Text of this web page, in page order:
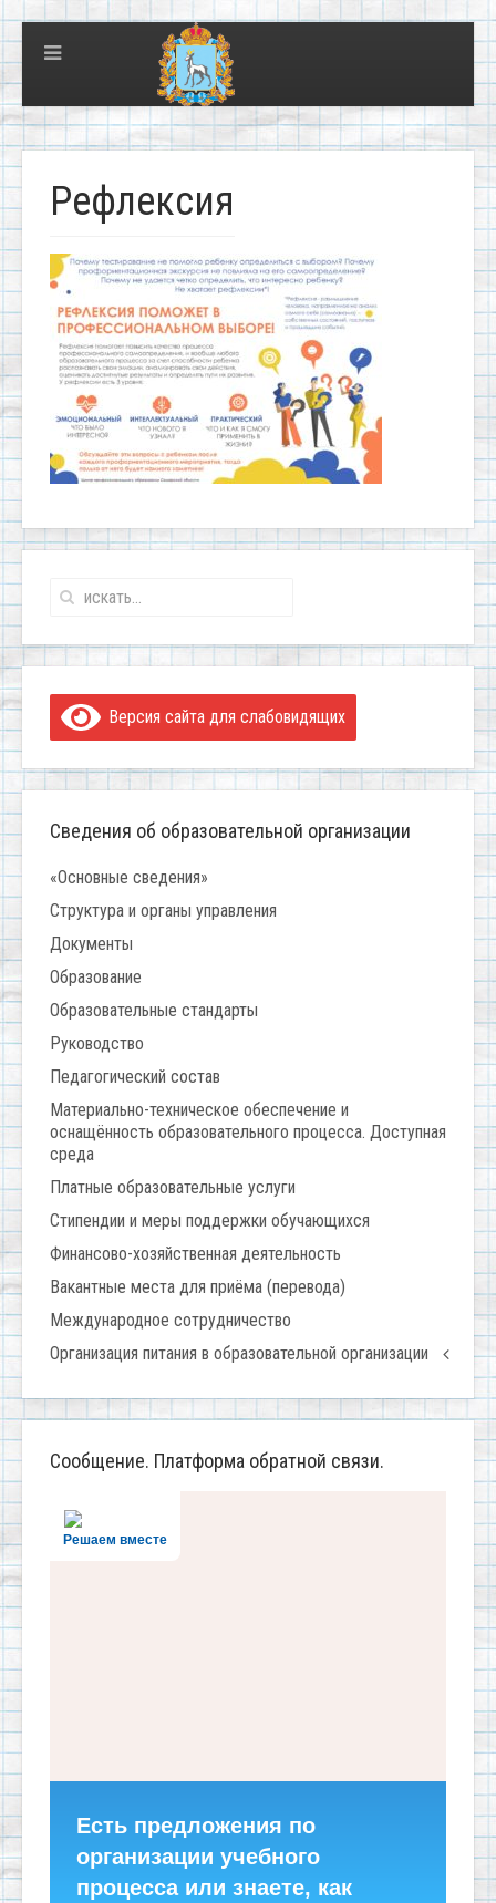
Рефлексия
Версия сайта для слабовидящих
Сведения об образовательной организации
«Основные сведения»
Структура и органы управления
Документы
Образование
Образовательные стандарты
Руководство
Педагогический состав
Материально-техническое обеспечение и
оснащённость образовательного процесса. Доступная
среда
Платные образовательные услуги
Стипендии и меры поддержки обучающихся
Финансово-хозяйственная деятельность
Вакантные места для приёма (перевода)
Международное сотрудничество
Организация питания в образовательной организации
Сообщение. Платформа обратной связи.
Решаем вместе
Есть предложения по
организации учебного
процесса или знаете, как